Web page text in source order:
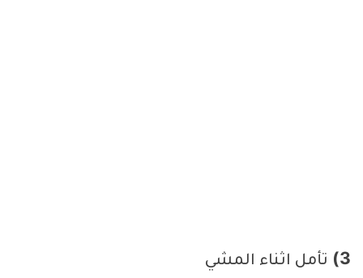
3) تأمل اثناء المشي